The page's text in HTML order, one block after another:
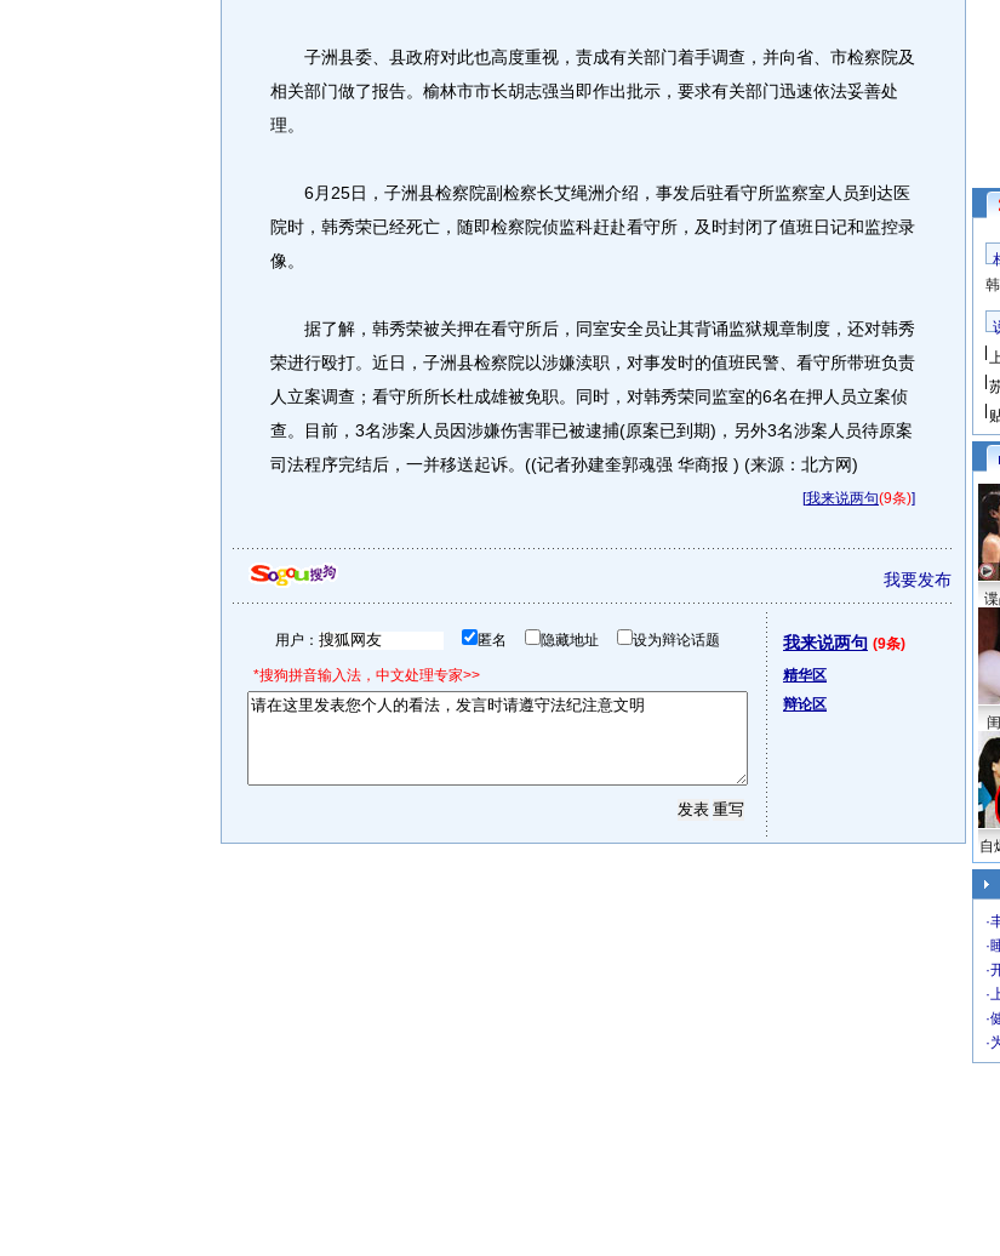
子洲县委、县政府对此也高度重视，责成有关部门着手调查，并向省、市检察院及
相关部门做了报告。榆林市市长胡志强当即作出批示，要求有关部门迅速依法妥善处
理。
6月25日，子洲县检察院副检察长艾绳洲介绍，事发后驻看守所监察室人员到达医
院时，韩秀荣已经死亡，随即检察院侦监科赶赴看守所，及时封闭了值班日记和监控录
像。
据了解，韩秀荣被关押在看守所后，同室安全员让其背诵监狱规章制度，还对韩秀
荣进行殴打。近日，子洲县检察院以涉嫌渎职，对事发时的值班民警、看守所带班负责
人立案调查；看守所所长杜成雄被免职。同时，对韩秀荣同监室的6名在押人员立案侦
查。目前，3名涉案人员因涉嫌伤害罪已被逮捕(原案已到期)，另外3名涉案人员待原案
司法程序完结后，一并移送起诉。((记者孙建奎郭魂强 华商报 ) (来源：北方网)
[我来说两句(9条)]
我要发布
用户： 匿名 隐藏地址 设为辩论话题
*搜狗拼音输入法，中文处理专家>>
我来说两句 (9条)
精华区
辩论区
自
·
·
·
·
·
·